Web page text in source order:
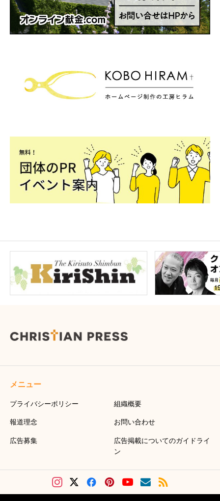
メニュー
プライバシーポリシー 組織概要
報道理念 お問い合わせ
広告募集
広告掲載についてのガイドライ
ン